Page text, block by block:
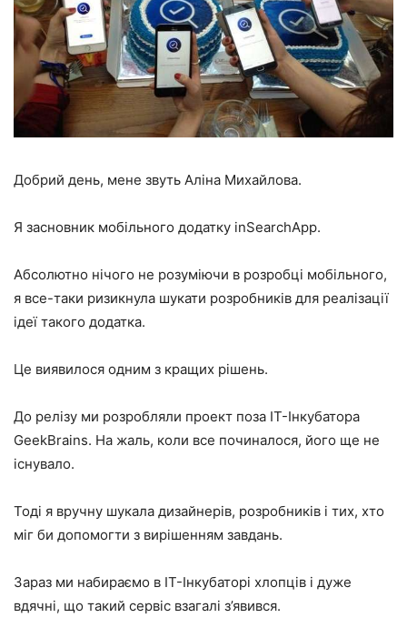
Добрий день, мене звуть Аліна Михайлова.
Я засновник мобільного додатку inSearchApp.
Абсолютно нічого не розуміючи в розробці мобільного,
я все-таки ризикнула шукати розробників для реалізації
ідеї такого додатка.
Це виявилося одним з кращих рішень.
До релізу ми розробляли проект поза IT-Інкубатора
GeekBrains. На жаль, коли все починалося, його ще не
існувало.
Тоді я вручну шукала дизайнерів, розробників і тих, хто
міг би допомогти з вирішенням завдань.
Зараз ми набираємо в IT-Інкубаторі хлопців і дуже
вдячні, що такий сервіс взагалі з’явився.